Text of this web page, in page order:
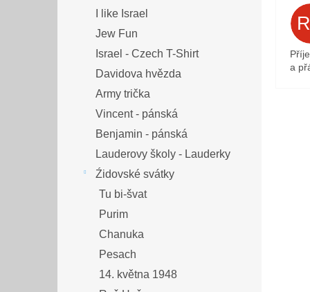
I like Israel
Jew Fun
Israel - Czech T-Shirt
Davidova hvězda
Army trička
Vincent - pánská
Benjamin - pánská
Lauderovy školy - Lauderky
Źidovské svátky
Tu bi-švat
Purim
Chanuka
Pesach
14. května 1948
a